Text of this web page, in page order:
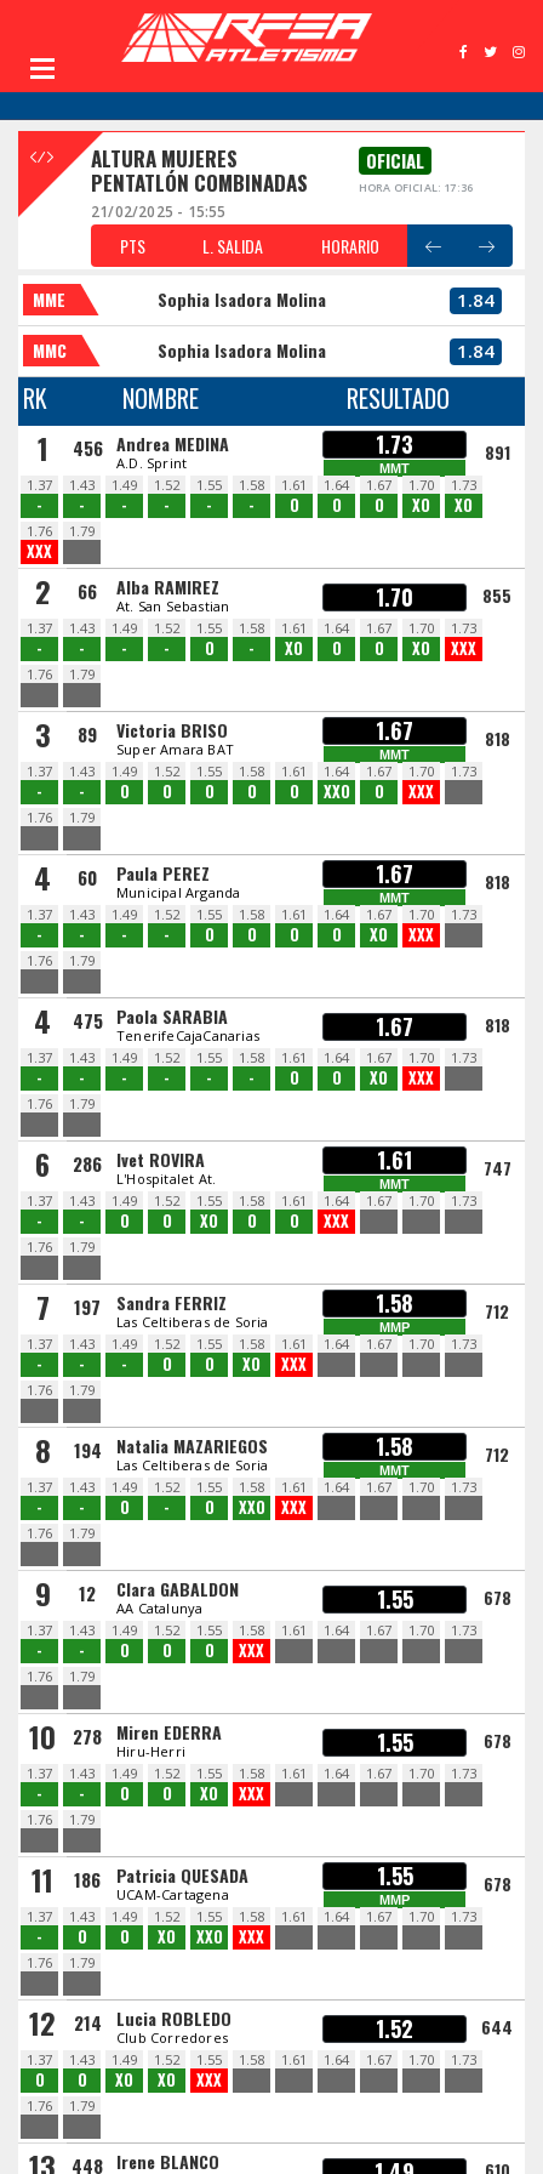
ALTURA MUJERES
PENTATLÓN COMBINADAS
OFICIAL
HORA OFICIAL: 17:36
21/02/2025 - 15:55
PTS L. SALIDA HORARIO
MME Sophia Isadora Molina 1.84
MMC Sophia Isadora Molina 1.84
RK NOMBRE RESULTADO
1 456 Andrea MEDINA
A.D. Sprint
1.73
MMT
891
1.37
-
1.43
-
1.49
-
1.52
-
1.55
-
1.58
-
1.61
O
1.64
O
1.67
O
1.70
XO
1.73
XO
1.76
XXX
1.79
2 66 Alba RAMIREZ
At. San Sebastian 1.70 855
1.37
-
1.43
-
1.49
-
1.52
-
1.55
O
1.58
-
1.61
XO
1.64
O
1.67
O
1.70
XO
1.73
XXX
1.76 1.79
3 89 Victoria BRISO
Super Amara BAT
1.67
MMT
818
1.37
-
1.43
-
1.49
O
1.52
O
1.55
O
1.58
O
1.61
O
1.64
XXO
1.67
O
1.70
XXX
1.73
1.76 1.79
4 60 Paula PEREZ
Municipal Arganda
1.67
MMT
818
1.37
-
1.43
-
1.49
-
1.52
-
1.55
O
1.58
O
1.61
O
1.64
O
1.67
XO
1.70
XXX
1.73
1.76 1.79
4 475 Paola SARABIA
TenerifeCajaCanarias 1.67 818
1.37
-
1.43
-
1.49
-
1.52
-
1.55
-
1.58
-
1.61
O
1.64
O
1.67
XO
1.70
XXX
1.73
1.76 1.79
6 286 Ivet ROVIRA
L'Hospitalet At.
1.61
MMT
747
1.37
-
1.43
-
1.49
O
1.52
O
1.55
XO
1.58
O
1.61
O
1.64
XXX
1.67 1.70 1.73
1.76 1.79
7 197 Sandra FERRIZ
Las Celtiberas de Soria
1.58
MMP
712
1.37
-
1.43
-
1.49
-
1.52
O
1.55
O
1.58
XO
1.61
XXX
1.64 1.67 1.70 1.73
1.76 1.79
8 194 Natalia MAZARIEGOS
Las Celtiberas de Soria
1.58
MMT
712
1.37
-
1.43
-
1.49
O
1.52
-
1.55
O
1.58
XXO
1.61
XXX
1.64 1.67 1.70 1.73
1.76 1.79
9 12 Clara GABALDON
AA Catalunya 1.55 678
1.37
-
1.43
-
1.49
O
1.52
O
1.55
O
1.58
XXX
1.61 1.64 1.67 1.70 1.73
1.76 1.79
10 278 Miren EDERRA
Hiru-Herri 1.55 678
1.37
-
1.43
-
1.49
O
1.52
O
1.55
XO
1.58
XXX
1.61 1.64 1.67 1.70 1.73
1.76 1.79
11 186 Patricia QUESADA
UCAM-Cartagena
1.55
MMP
678
1.37
-
1.43
O
1.49
O
1.52
XO
1.55
XXO
1.58
XXX
1.61 1.64 1.67 1.70 1.73
1.76 1.79
12 214 Lucia ROBLEDO
Club Corredores 1.52 644
1.37
O
1.43
O
1.49
XO
1.52
XO
1.55
XXX
1.58 1.61 1.64 1.67 1.70 1.73
1.76 1.79
448 Irene BLANCO